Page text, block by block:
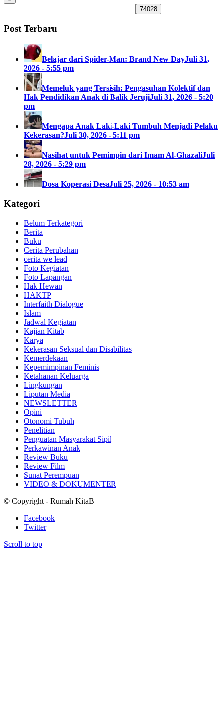
Post Terbaru
Belajar dari Spider-Man: Brand New DayJuli 31,
2026 - 5:55 pm
Memeluk yang Tersisih: Pengasuhan Kolektif dan
Hak Pendidikan Anak di Balik JerujiJuli 31, 2026 - 5:20
pm
Mengapa Anak Laki-Laki Tumbuh Menjadi Pelaku
Kekerasan?Juli 30, 2026 - 5:11 pm
Nasihat untuk Pemimpin dari Imam Al-GhazaliJuli
28, 2026 - 5:29 pm
Dosa Koperasi DesaJuli 25, 2026 - 10:53 am
Kategori
Belum Terkategori
Berita
Buku
Cerita Perubahan
cerita we lead
Foto Kegiatan
Foto Lapangan
Hak Hewan
HAKTP
Interfaith Dialogue
Islam
Jadwal Kegiatan
Kajian Kitab
Karya
Kekerasan Seksual dan Disabilitas
Kemerdekaan
Kepemimpinan Feminis
Ketahanan Keluarga
Lingkungan
Liputan Media
NEWSLETTER
Opini
Otonomi Tubuh
Penelitian
Penguatan Masyarakat Sipil
Perkawinan Anak
Review Buku
Review Film
Sunat Perempuan
VIDEO & DOKUMENTER
© Copyright - Rumah KitaB
Facebook
Twitter
Scroll to top